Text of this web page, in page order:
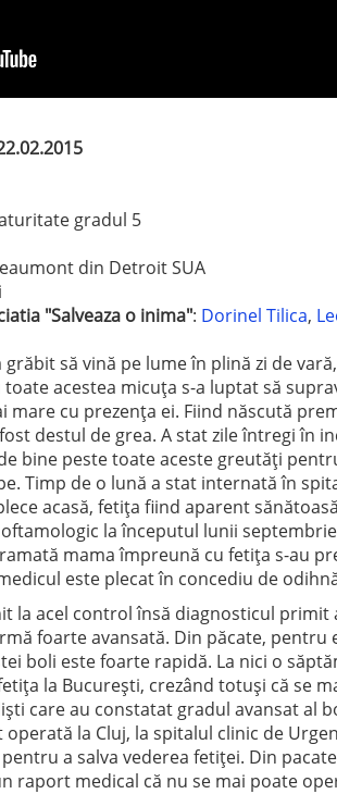
gradul 5
din Detroit SUA
"Salveaza o inima": Dorinel Tilica,
să vină pe lume în plină zi de
acestea micuţa s-a luptat să
cu prezenţa ei. Fiind născută
destul de grea. A stat zile întregi în
bine peste toate aceste greutăţi
Timp de o lună a stat internată în
acasă, fetiţa fiind aparent
la începutul lunii
mama împreună cu fetiţa s-au
este plecat în concediu de
la acel control însă diagnosticul primit
foarte avansată. Din păcate, pentru
boli este foarte rapidă. La nici o
la Bucureşti, crezând totuşi că se
care au constatat gradul avansat al
la Cluj, la spitalul clinic de
a salva vederea fetiţei. Din
raport medical că nu se mai poate